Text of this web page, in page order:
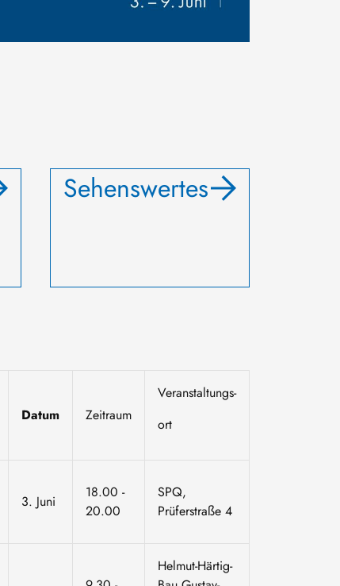
Sehenswertes
Datum Zeitraum
Veranstaltungs-
ort
3. Juni
18.00 -
20.00
SPQ,
Prüferstraße 4
Helmut-Härtig-